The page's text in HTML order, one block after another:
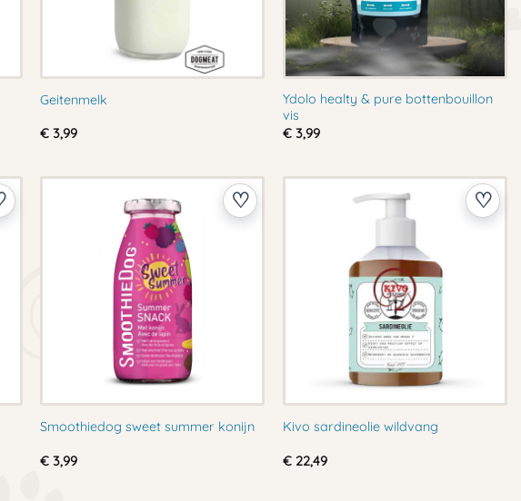
Geitenmelk
€ 3,99
Ydolo healty & pure bottenbouillon
vis
€3,99
Smoothiedog sweet summer konijn
€ 3,99
Kivo sardineolie wildvang
€22,49